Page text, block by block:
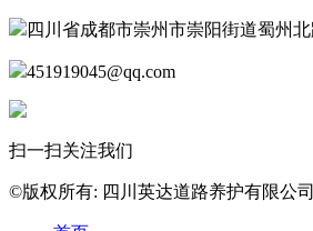
四川省成都市崇州市崇阳街道蜀州
451919045@qq.com
扫一扫关注我们
©版权所有: 四川英达道路养护有限